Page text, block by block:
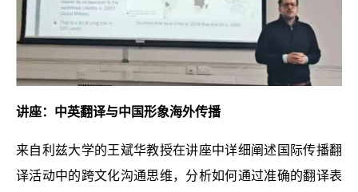
讲座：中英翻译与中国形象海外传播
来自利兹大学的王斌华教授在讲座中详细阐述国际传播翻
译活动中的跨文化沟通思维，分析如何通过准确的翻译表